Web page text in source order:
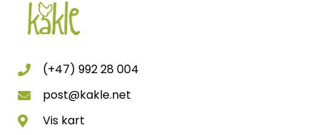
(+47) 992 28 004
post@kakle.net
Vis kart